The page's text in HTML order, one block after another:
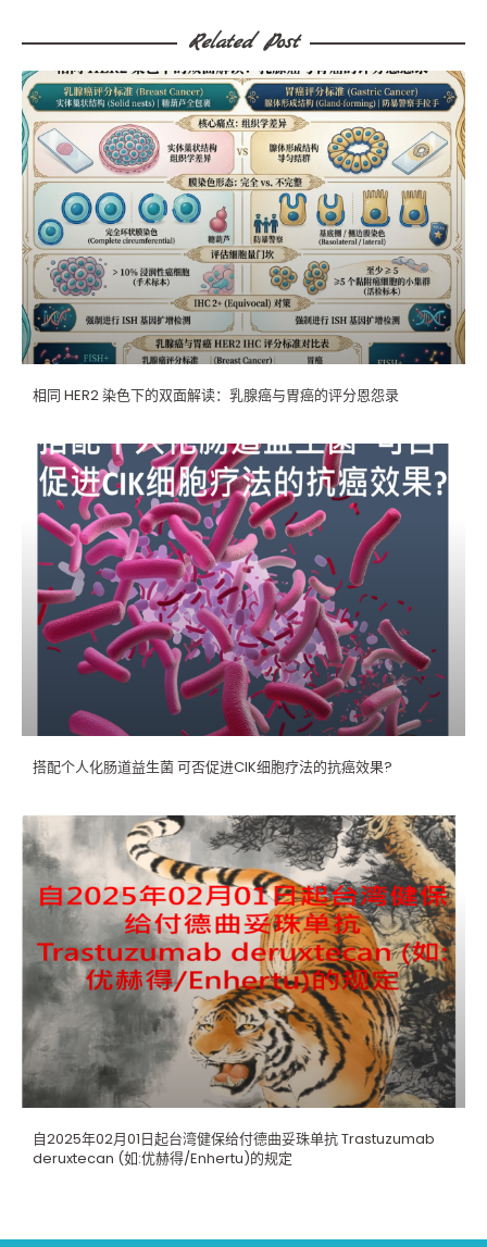
Related Post​
相同 HER2 染色下的双面解读：乳腺癌与胃癌的评分恩怨录
搭配个人化肠道益生菌 可否促进CIK细胞疗法的抗癌效果?
自2025年02月01日起台湾健保给付德曲妥珠单抗 Trastuzumab
deruxtecan (如:优赫得/Enhertu)的规定